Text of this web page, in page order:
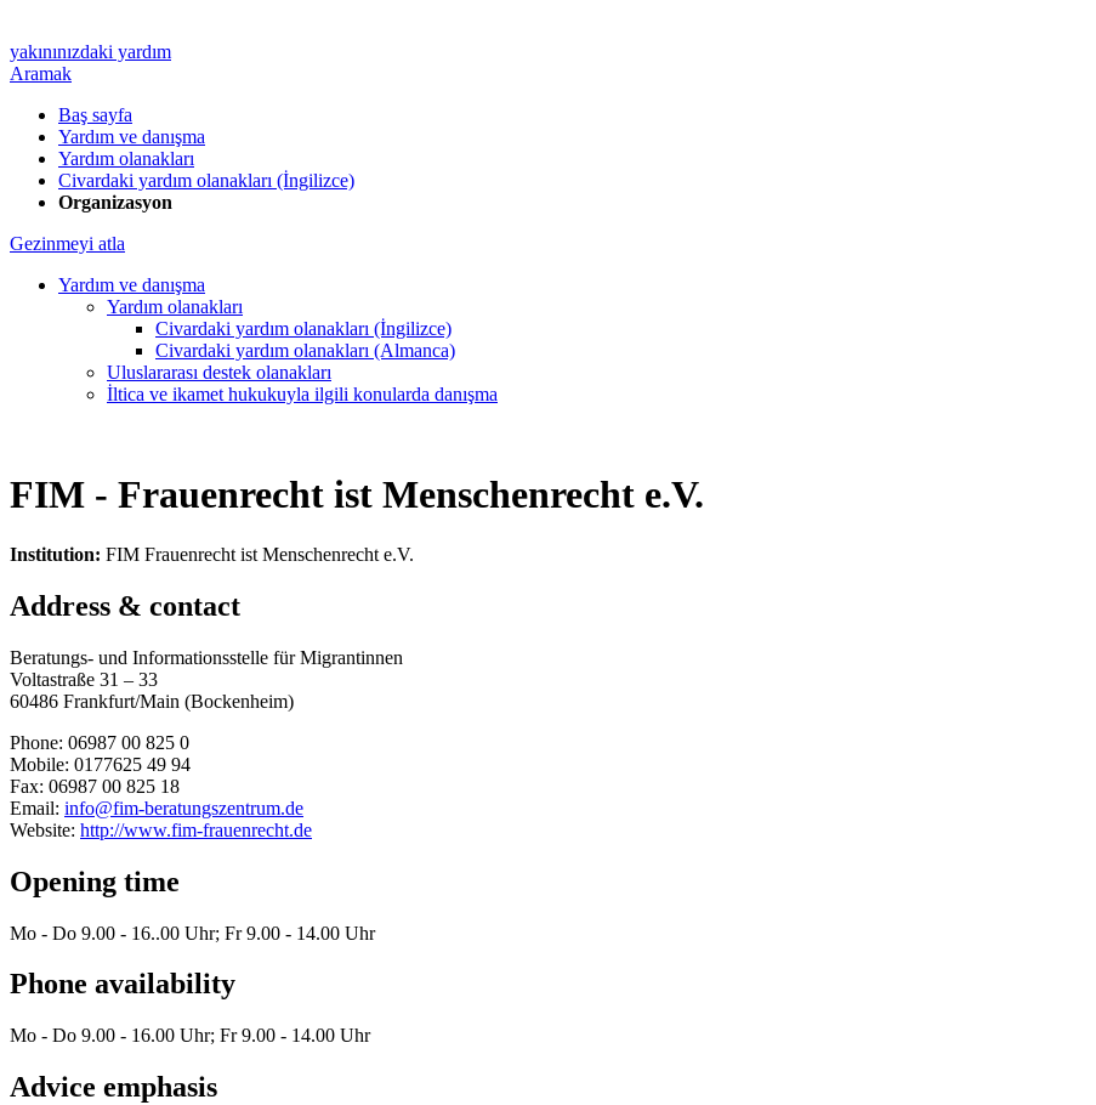
yakınınızdaki yardım
Aramak
Baş sayfa
Yardım ve danışma
Yardım olanakları
Civardaki yardım olanakları (İngilizce)
Organizasyon
Gezinmeyi atla
Yardım ve danışma
Yardım olanakları
Civardaki yardım olanakları (İngilizce)
Civardaki yardım olanakları (Almanca)
Uluslararası destek olanakları
İltica ve ikamet hukukuyla ilgili konularda danışma
FIM - Frauenrecht ist Menschenrecht e.V.
Institution: FIM Frauenrecht ist Menschenrecht e.V.
Address & contact
Beratungs- und Informationsstelle für Migrantinnen
Voltastraße 31 – 33
60486 Frankfurt/Main (Bockenheim)
Phone: 06987 00 825 0
Mobile: 0177625 49 94
Fax: 06987 00 825 18
Email: info@fim-beratungszentrum.de
Website: http://www.fim-frauenrecht.de
Opening time
Mo - Do 9.00 - 16..00 Uhr; Fr 9.00 - 14.00 Uhr
Phone availability
Mo - Do 9.00 - 16.00 Uhr; Fr 9.00 - 14.00 Uhr
Advice emphasis